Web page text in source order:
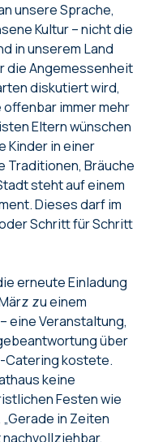
unsere Sprache,
Kultur – nicht die
in unserem Land
die Angemessenheit
diskutiert wird,
immer mehr
Eltern wünschen
Kinder in einer
Traditionen, Bräuche
steht auf einem
Dieses darf im
Schritt für Schritt
erneute Einladung
zu einem
eine Veranstaltung,
über
Catering kostete.
keine
Festen wie
in Zeiten